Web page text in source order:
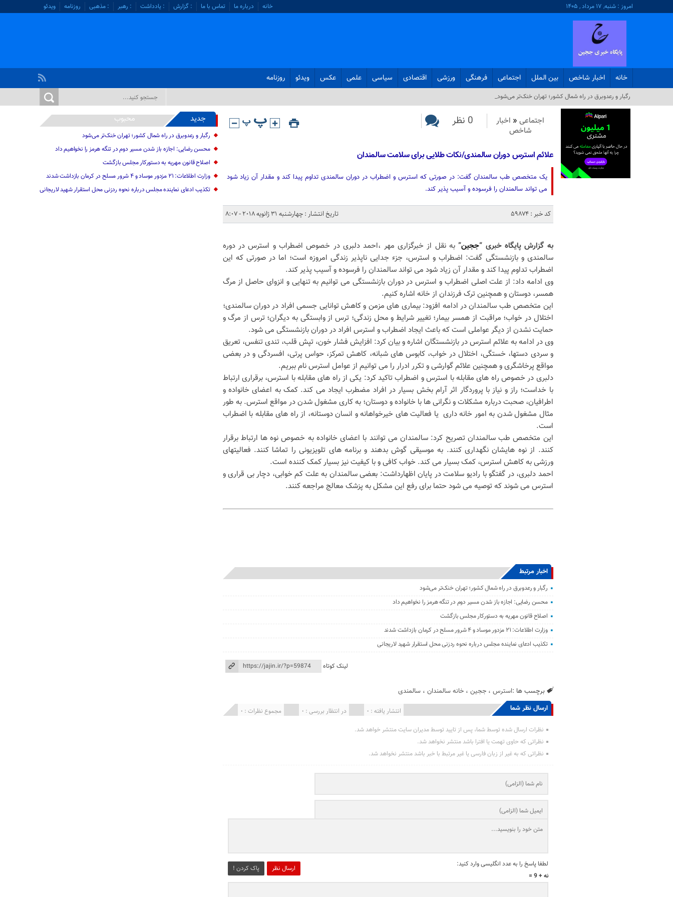
امروز : شنبه, ۱۷ مرداد , ۱۴۰۵ خانه درباره ما تماس با ما : گزارش : یادداشت : رهبر : مذهبی روزنامه ویدئو
خانه اخبار شاخص بین الملل اجتماعی فرهنگی ورزشی اقتصادی سیاسی علمی عکس ویدئو روزنامه
رگبار و رعدوبرق در راه شمال کشور؛ تهران خنک‌تر می‌شود_
اجتماعی « اخبار
شاخص
0 نظر
علائم استرس دوران سالمندی/نکات طلایی برای سلامت سالمندان
یک متخصص طب سالمندان گفت: در صورتی که استرس و اضطراب در دوران سالمندی تداوم پیدا کند و مقدار آن زیاد شود
می تواند سالمندان را فرسوده و آسیب پذیر کند.
کد خبر : 59874 تاریخ انتشار : چهارشنبه 31 ژانویه 2018 - 8:07
به گزارش پایگاه خبری “ججین”به نقل از خبرگزاری مهر ،احمد دلبری در خصوص اضطراب و استرس در دوره
سالمندی و بازنشستگی گفت: اضطراب و استرس، جزء جدایی ناپذیر زندگی امروزه است؛ اما در صورتی که این
اضطراب تداوم پیدا کند و مقدار آن زیاد شود می تواند سالمندان را فرسوده و آسیب پذیر کند.
وی ادامه داد: از علت اصلی اضطراب و استرس در دوران بازنشستگی می توانیم به تنهایی و انزوای حاصل از مرگ
همسر، دوستان و همچنین ترک فرزندان از خانه اشاره کنیم.
این متخصص طب سالمندان در ادامه افزود: بیماری های مزمن و کاهش توانایی جسمی افراد در دوران سالمندی؛
اختلال در خواب؛ مراقبت از همسر بیمار؛ تغییر شرایط و محل زندگی؛ ترس از وابستگی به دیگران؛ ترس از مرگ و
حمایت نشدن از دیگر عواملی است که باعث ایجاد اضطراب و استرس افراد در دوران بازنشستگی می شود.
وی در ادامه به علائم استرس در بازنشستگان اشاره و بیان کرد: افزایش فشار خون، تپش قلب، تندی تنفس، تعریق
و سردی دستها، خستگی، اختلال در خواب، کابوس های شبانه، کاهش تمرکز، حواس پرتی، افسردگی و در بعضی
مواقع پرخاشگری و همچنین علائم گوارشی و تکرر ادرار را می توانیم از عوامل استرس نام ببریم.
دلبری در خصوص راه های مقابله با استرس و اضطراب تاکید کرد: یکی از راه های مقابله با استرس، برقراری ارتباط
با خداست؛ راز و نیاز با پروردگار اثر آرام بخش بسیار در افراد مضطرب ایجاد می کند. کمک به اعضای خانواده و
اطرافیان، صحبت درباره مشکلات و نگرانی ها با خانواده و دوستان؛ به کاری مشغول شدن در مواقع استرس. به طور
مثال مشغول شدن به امور خانه داری یا فعالیت های خیرخواهانه و انسان دوستانه، از راه های مقابله با اضطراب
است.
این متخصص طب سالمندان تصریح کرد: سالمندان می توانند با اعضای خانواده به خصوص نوه ها ارتباط برقرار
کنند. از نوه هایشان نگهداری کنند. به موسیقی گوش بدهند و برنامه های تلویزیونی را تماشا کنند. فعالیتهای
ورزشی به کاهش استرس، کمک بسیار می کند. خواب کافی و با کیفیت نیز بسیار کمک کننده است.
احمد دلبری، در گفتگو با رادیو سلامت در پایان اظهارداشت: بعضی سالمندان به علت کم خوابی، دچار بی قراری و
استرس می شوند که توصیه می شود حتما برای رفع این مشکل به پزشک معالج مراجعه کنند.
اخبار مرتبط
رگبار و رعدوبرق در راه شمال کشور؛ تهران خنک‌تر می‌شود
محسن رضایی: اجازه باز شدن مسیر دوم در تنگه هرمز را نخواهیم داد
اصلاح قانون مهریه به دستورکار مجلس بازگشت
وزارت اطلاعات: ۲۱ مزدور موساد و ۴ شرور مسلح در کرمان بازداشت شدند
تکذیب ادعای نماینده مجلس درباره نحوه ردزنی محل استقرار شهید لاریجانی
لینک کوتاه
برچسب ها :استرس ،ججین ،خانه سالمندان ،سالمندی
ارسال نظر شما مجموع نظرات : 0 در انتظار بررسی : 0 انتشار یافته : 0
نظرات ارسال شده توسط شما، پس از تایید توسط مدیران سایت منتشر خواهد شد.
نظراتی که حاوی تهمت یا افترا باشد منتشر نخواهد شد.
نظراتی که به غیر از زبان فارسی یا غیر مرتبط با خبر باشد منتشر نخواهد شد.
ارسال نظر پاک کردن !
لطفا پاسخ را به عدد انگلیسی وارد کنید:
نه + 9 =
جدید محبوب
رگبار و رعدوبرق در راه شمال کشور؛ تهران خنک‌تر می‌شود
محسن رضایی: اجازه باز شدن مسیر دوم در تنگه هرمز را نخواهیم داد
اصلاح قانون مهریه به دستورکار مجلس بازگشت
وزارت اطلاعات: ۲۱ مزدور موساد و ۴ شرور مسلح در کرمان بازداشت شدند
تکذیب ادعای نماینده مجلس درباره نحوه ردزنی محل استقرار شهید لاریجانی